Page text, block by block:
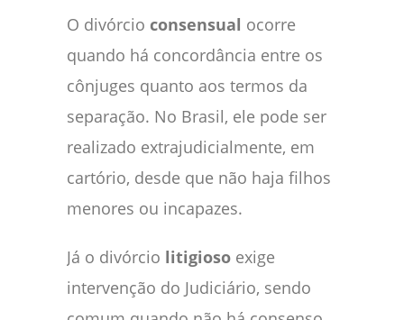
O divórcio consensual ocorre
quando há concordância entre os
cônjuges quanto aos termos da
separação. No Brasil, ele pode ser
realizado extrajudicialmente, em
cartório, desde que não haja filhos
menores ou incapazes.
Já o divórcio litigioso exige
intervenção do Judiciário, sendo